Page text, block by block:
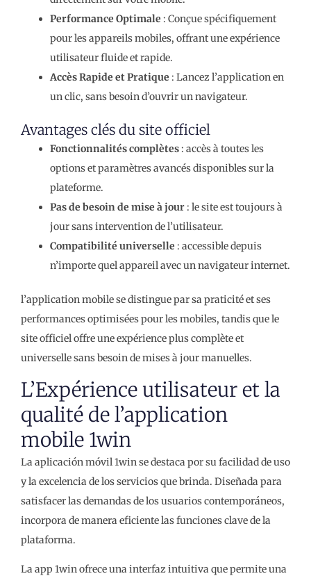
Performance Optimale : Conçue spécifiquement
pour les appareils mobiles, offrant une expérience
utilisateur fluide et rapide.
Accès Rapide et Pratique : Lancez l’application en
un clic, sans besoin d’ouvrir un navigateur.
Avantages clés du site officiel
Fonctionnalités complètes : accès à toutes les
options et paramètres avancés disponibles sur la
plateforme.
Pas de besoin de mise à jour : le site est toujours à
jour sans intervention de l’utilisateur.
Compatibilité universelle : accessible depuis
n’importe quel appareil avec un navigateur internet.
l’application mobile se distingue par sa praticité et ses
performances optimisées pour les mobiles, tandis que le
site officiel offre une expérience plus complète et
universelle sans besoin de mises à jour manuelles.
L’Expérience utilisateur et la
qualité de l’application
mobile 1win
La aplicación móvil 1win se destaca por su facilidad de uso
y la excelencia de los servicios que brinda. Diseñada para
satisfacer las demandas de los usuarios contemporáneos,
incorpora de manera eficiente las funciones clave de la
plataforma.
La app 1win ofrece una interfaz intuitiva que permite una